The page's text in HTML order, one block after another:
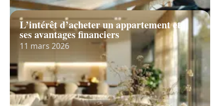
L’intérêt d’acheter un appartement et
ses avantages financiers
11 mars 2026